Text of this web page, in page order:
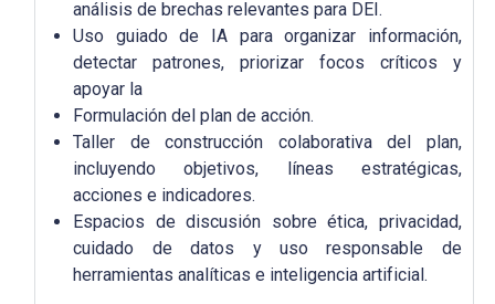
análisis de brechas relevantes para DEI.
Uso guiado de IA para organizar información,
detectar patrones, priorizar focos críticos y
apoyar la
Formulación del plan de acción.
Taller de construcción colaborativa del plan,
incluyendo objetivos, líneas estratégicas,
acciones e indicadores.
Espacios de discusión sobre ética, privacidad,
cuidado de datos y uso responsable de
herramientas analíticas e inteligencia artificial.